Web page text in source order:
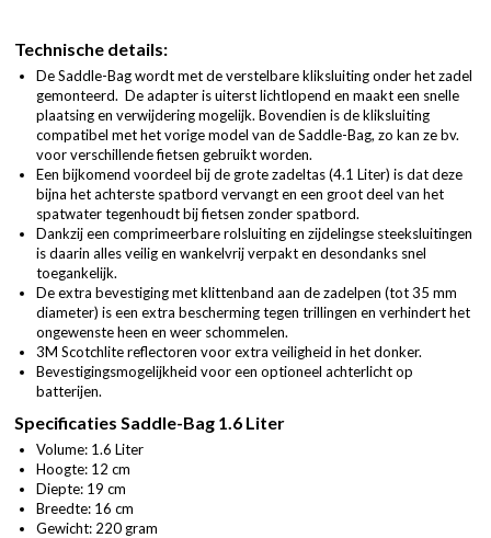
Technische details:
De Saddle-Bag wordt met de verstelbare kliksluiting onder het zadel
gemonteerd. De adapter is uiterst lichtlopend en maakt een snelle
plaatsing en verwijdering mogelijk. Bovendien is de kliksluiting
compatibel met het vorige model van de Saddle-Bag, zo kan ze bv.
voor verschillende fietsen gebruikt worden.
Een bijkomend voordeel bij de grote zadeltas (4.1 Liter) is dat deze
bijna het achterste spatbord vervangt en een groot deel van het
spatwater tegenhoudt bij fietsen zonder spatbord.
Dankzij een comprimeerbare rolsluiting en zijdelingse steeksluitingen
is daarin alles veilig en wankelvrij verpakt en desondanks snel
toegankelijk.
De extra bevestiging met klittenband aan de zadelpen (tot 35 mm
diameter) is een extra bescherming tegen trillingen en verhindert het
ongewenste heen en weer schommelen.
3M Scotchlite reflectoren voor extra veiligheid in het donker.
Bevestigingsmogelijkheid voor een optioneel achterlicht op
batterijen.
Specificaties Saddle-Bag 1.6 Liter
Volume: 1.6 Liter
Hoogte: 12 cm
Diepte: 19 cm
Breedte: 16 cm
Gewicht: 220 gram